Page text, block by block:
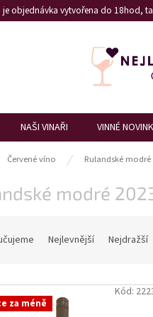
objednávka vytvořena do 18hod,
NAŠI VINAŘI VINNÉ
Červené víno Rulandské modré
modré
Nejlevnější Nejdražší
za méně
Kód: